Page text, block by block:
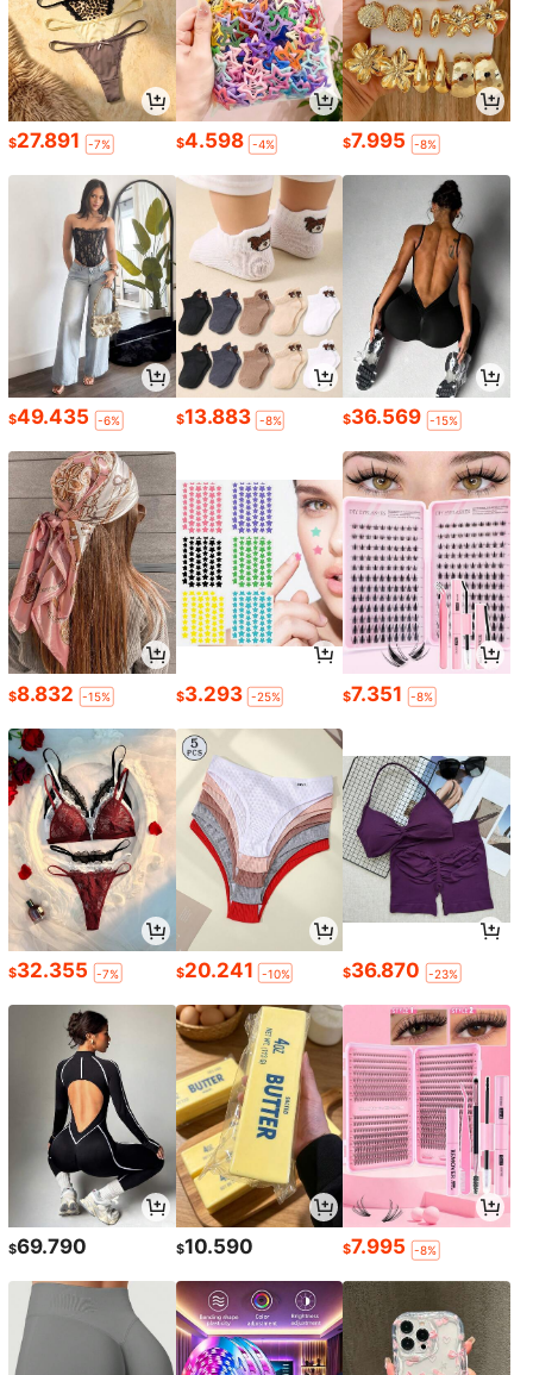
$27.891 -7% $4.598 -4% $7.995 -8%
$49.435 -6% $13.883 -8% $36.569 -15%
$8.832 -15% $3.293 -25% $7.351 -8%
$32.355 -7% $20.241 -10% $36.870 -23%
$69.790 $10.590 $7.995 -8%